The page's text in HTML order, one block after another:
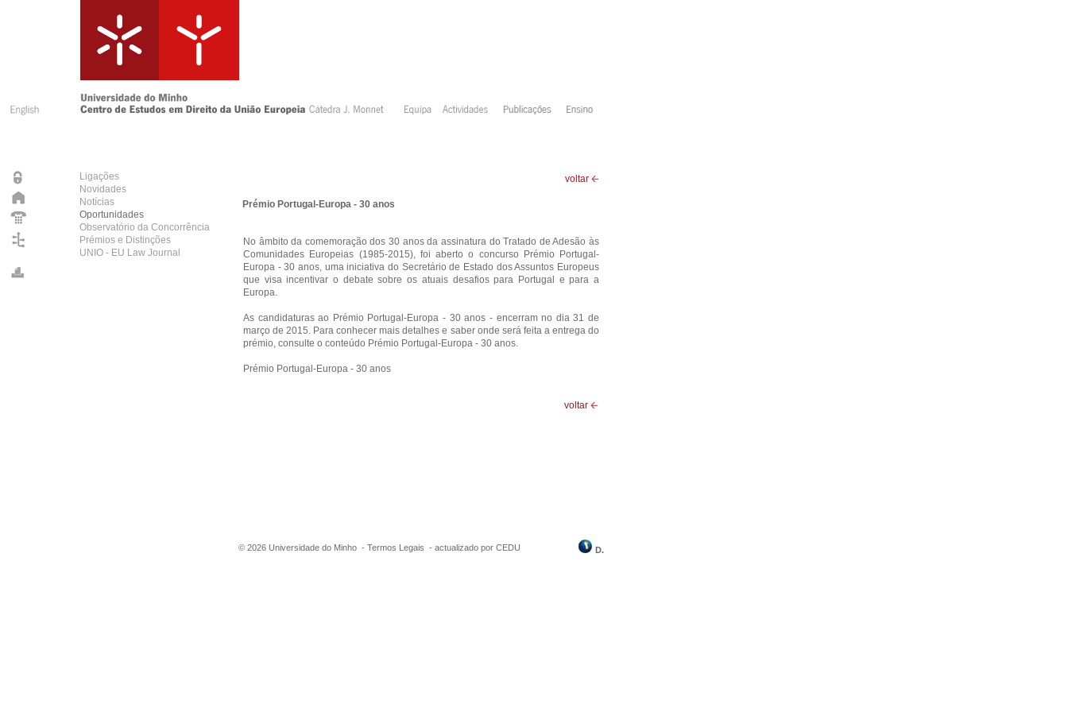
Ligações
Novidades
Notícias
Oportunidades
Observatório da Concorrência
Prémios e Distinções
UNIO - EU Law Journal
voltar
Prémio Portugal-Europa - 30 anos
No âmbito da comemoração dos 30 anos da assinatura do Tratado de Adesão às
Comunidades Europeias (1985-2015), foi aberto o concurso Prémio Portugal-
Europa - 30 anos, uma iniciativa do Secretário de Estado dos Assuntos Europeus
que visa incentivar o debate sobre os atuais desafios para Portugal e para a
Europa.
As candidaturas ao Prémio Portugal-Europa - 30 anos - encerram no dia 31 de
março de 2015. Para conhecer mais detalhes e saber onde será feita a entrega do
prémio, consulte o conteúdo Prémio Portugal-Europa - 30 anos.
Prémio Portugal-Europa - 30 anos
voltar
© 2026 Universidade do Minho - Termos Legais - actualizado por CEDU D.